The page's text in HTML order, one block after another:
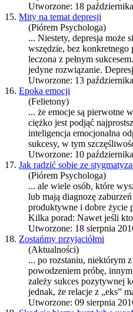
Utworzone: 18
15. Mity na temat depresji
(Piórem Psychologa)
... Niestety, depresja może
wszędzie, bez konkretnego
leczona z pełnym sukces
jedyne rozwiązanie.
Utworzone: 13
16. Epoka emocji
(Felietony)
... że emocje są pierwotne
ciężko jest podjąć
inteligencja emocjonalna
sukcesy, w tym
Utworzone: 10
17. Jak radzić sobie ze
(Piórem Psychologa)
... ale wiele osób, które
lub mają diagnozę
produktywne i dobre życie
Kilka porad: Nawet jeśli
Utworzone: 18 sierpnia
18. Zostańmy przyjaciółmi
(Aktualności)
... po rozstaniu, niektórym
powodzeniem próbę,
zależy sukces pozytywnej
jednak, że relacje z „eks”
Utworzone: 09 sierpnia